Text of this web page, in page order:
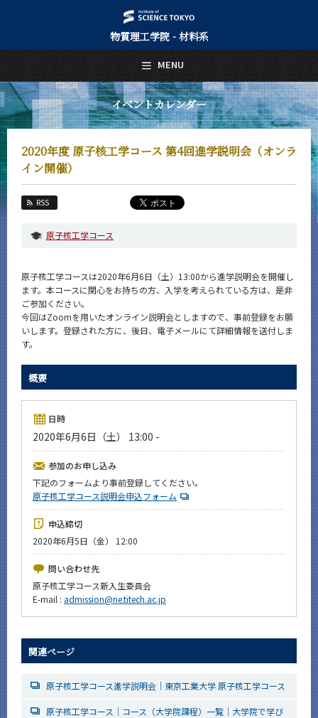
物質理工学院 - 材料系
イベントカレンダー
2020年度 原子核工学コース 第4回進学説明会（オンラ
イン開催）
RSS
原子核工学コース
原子核工学コースは2020年6月6日（土）13:00から進学説明会を開催し
ます。本コースに関心をお持ちの方、入学を考えられている方は、是非
ご参加ください。
今回はZoomを用いたオンライン説明会としますので、事前登録をお願
いします。登録された方に、後日、電子メールにて詳細情報を送付しま
す。
概要
日時
2020年6月6日（土） 13:00 -
参加のお申し込み
下記のフォームより事前登録してください。
原子核工学コース説明会申込フォーム
申込締切
2020年6月5日（金） 12:00
問い合わせ先
原子核工学コース新入生委員会
E-mail : admission@ne.titech.ac.jp
関連ページ
原子核工学コース進学説明会｜東京工業大学 原子核工学コース
原子核工学コース｜コース（大学院課程）一覧｜大学院で学び
MENU
日本語 English
トップページ
Top Page
材料系について
About Us
教育
Education
教員・研究室
Faculty and Laboratories
未来
入学案内
Admissions
材料系 News
News
Event Calendar
今後のイベント
今後の課程別イベント